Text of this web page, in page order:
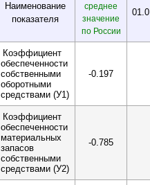
Наименование
показателя
среднее
значение
по России
Коэффициент
обеспеченноcти
собственными
оборотными
средствами (У1)
-0.197
Коэффициент
обеспеченности
материальных
запасов
собственными
средствами (У2)
-0.785